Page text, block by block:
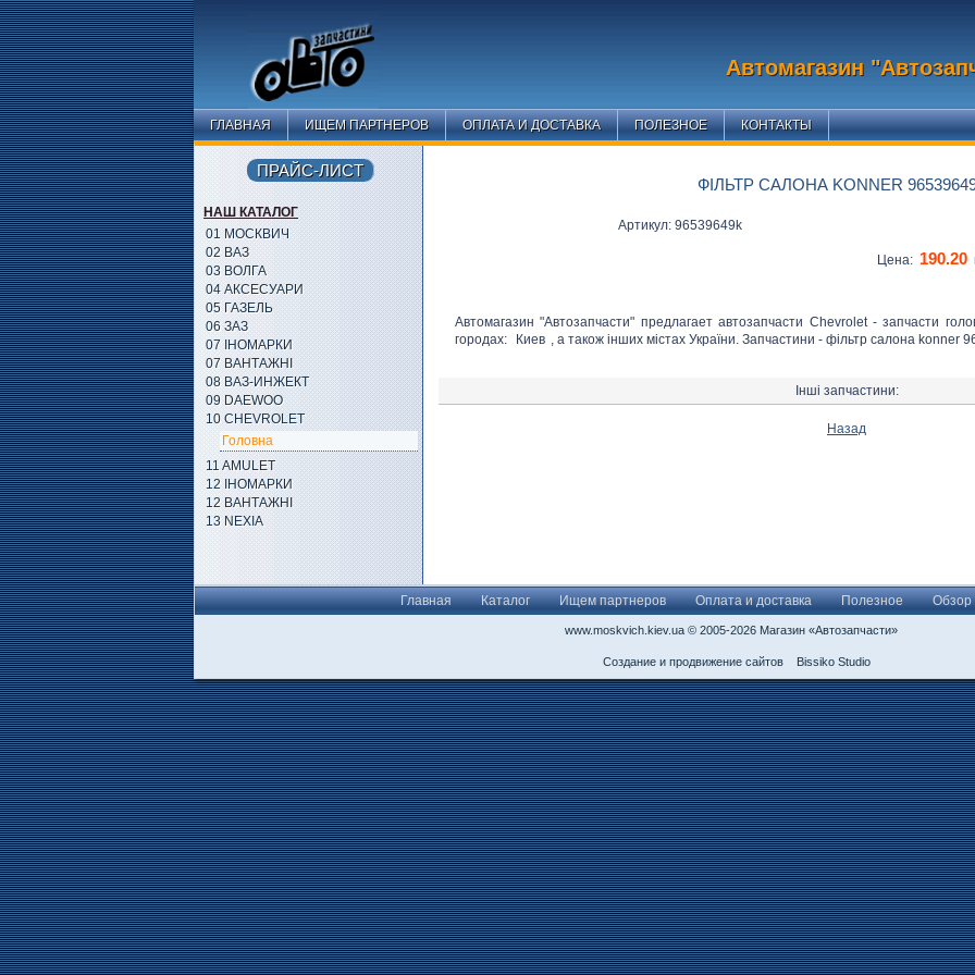
Автомагазин
ГЛАВНАЯ ИЩЕМ ПАРТНЕРОВ ОПЛАТА И ДОСТАВКА ПОЛЕЗНОЕ КОНТАКТЫ
ФІЛЬТР САЛОНА KONNER
Артикул: 96539649k
Цена: 190.20
Автомагазин "Автозапчасти" предлагает автозапчасти Chevrolet - запчасти
городах:
Киев , а також інших містах України. Запчастини - фільтр салона konner
Інші запчастини:
Назад
ПРАЙС-ЛИСТ
НАШ КАТАЛОГ
01 МОСКВИЧ
02 ВАЗ
03 ВОЛГА
04 АКСЕСУАРИ
05 ГАЗЕЛЬ
06 ЗАЗ
07 ІНОМАРКИ
07 ВАНТАЖНІ
08 ВАЗ-ИНЖЕКТ
09 DAEWOO
10 CHEVROLET
Головна
11 AMULET
12 ІНОМАРКИ
12 ВАНТАЖНІ
13 NEXIA
Главная Каталог Ищем партнеров Оплата и доставка Полезное Обзор
www.moskvich.kiev.ua © 2005-2026 Магазин «Автозапчасти»
Создание и продвижение сайтов Bissiko Studio